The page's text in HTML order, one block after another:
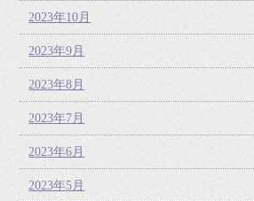
2023年10月
2023年9月
2023年8月
2023年7月
2023年6月
2023年5月